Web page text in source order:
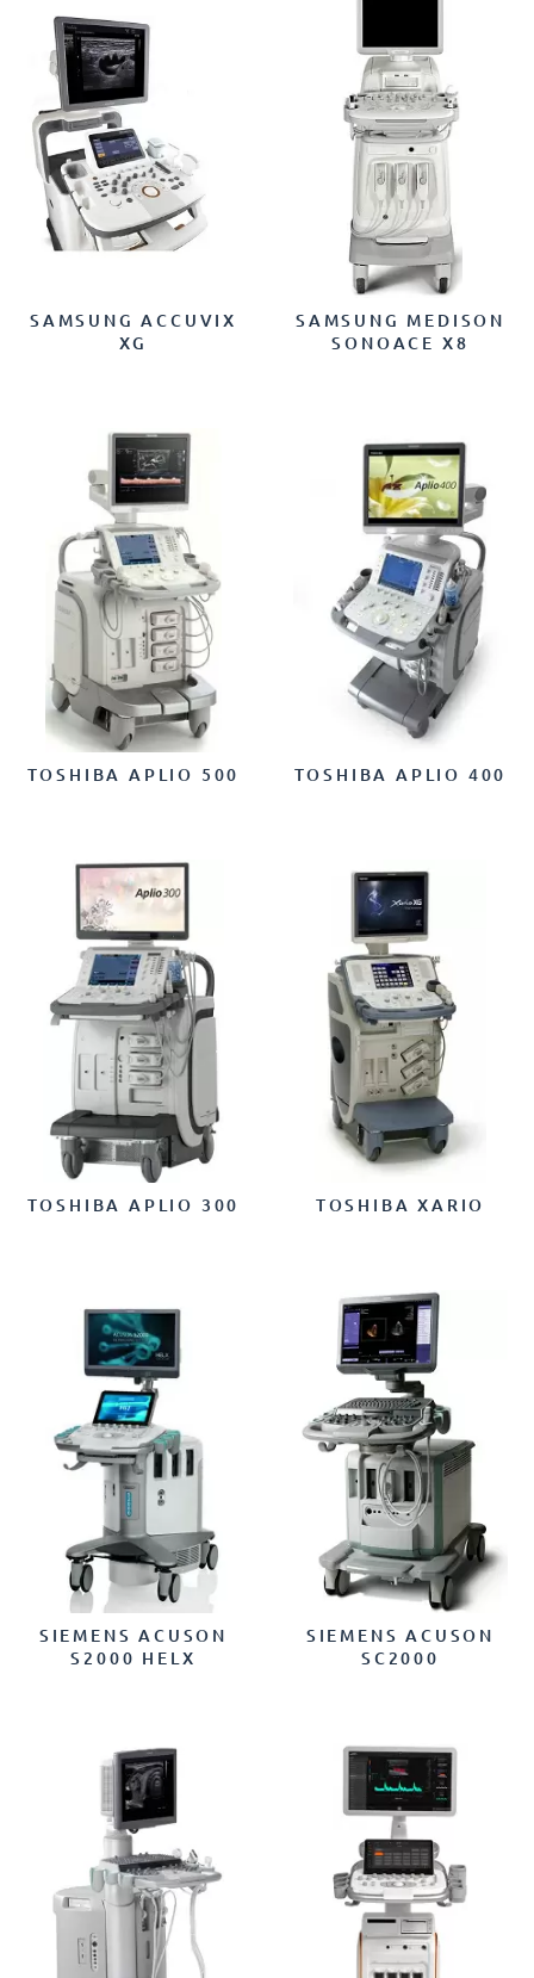
SAMSUNG ACCUVIX
XG
SAMSUNG MEDISON
SONOACE X8
TOSHIBA APLIO 500 TOSHIBA APLIO 400
TOSHIBA APLIO 300 TOSHIBA XARIO
SIEMENS ACUSON
S2000 HELX
SIEMENS ACUSON
SC2000